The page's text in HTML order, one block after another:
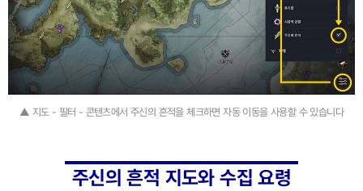
▲ 지도 - 필터 - 콘텐츠에서 주신의 흔적을 체크하면 자동 이동을 사용할 수 있습니다
주신의 흔적 지도와 수집 요령